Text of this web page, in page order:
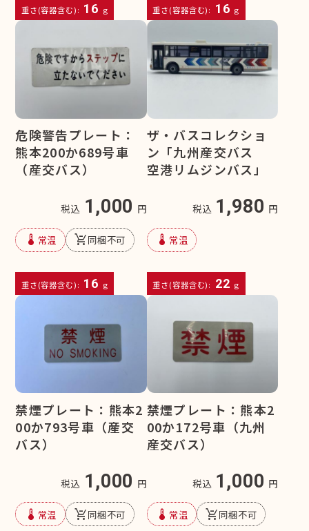
重さ(容器含む): 16 g 重さ(容器含む): 16 g
危険警告プレート：
熊本200か689号車
（産交バス）
税込 1,000 円
device_thermostat 常温 remove_shopping_cart同梱不可
重さ(容器含む): 16 g
ザ・バスコレクショ
ン「九州産交バス
空港リムジンバス」
税込 1,980 円
device_thermostat 常温
重さ(容器含む): 22 g
禁煙プレート：熊本2
00か793号車（産交
バス）
税込 1,000 円
device_thermostat 常温 remove_shopping_cart同梱不可
禁煙プレート：熊本2
00か172号車（九州
産交バス）
税込 1,000 円
device_thermostat 常温 remove_shopping_cart同梱不可